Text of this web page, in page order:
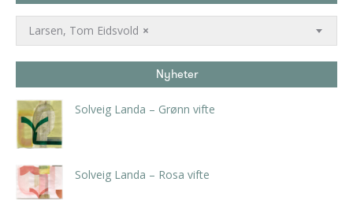
×
Larsen, Tom Eidsvold
Nyheter
Solveig Landa – Grønn vifte
Solveig Landa – Rosa vifte